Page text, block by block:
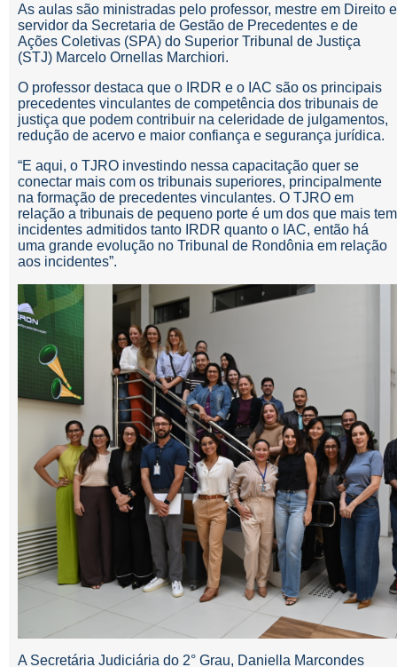
As aulas são ministradas pelo professor, mestre em Direito e
servidor da Secretaria de Gestão de Precedentes e de
Ações Coletivas (SPA) do Superior Tribunal de Justiça
(STJ) Marcelo Ornellas Marchiori.
O professor destaca que o IRDR e o IAC são os principais
precedentes vinculantes de competência dos tribunais de
justiça que podem contribuir na celeridade de julgamentos,
redução de acervo e maior confiança e segurança jurídica.
“E aqui, o TJRO investindo nessa capacitação quer se
conectar mais com os tribunais superiores, principalmente
na formação de precedentes vinculantes. O TJRO em
relação a tribunais de pequeno porte é um dos que mais tem
incidentes admitidos tanto IRDR quanto o IAC, então há
uma grande evolução no Tribunal de Rondônia em relação
aos incidentes”.
A Secretária Judiciária do 2° Grau, Daniella Marcondes